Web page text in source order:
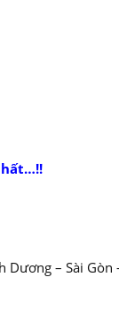
Dương – Sài